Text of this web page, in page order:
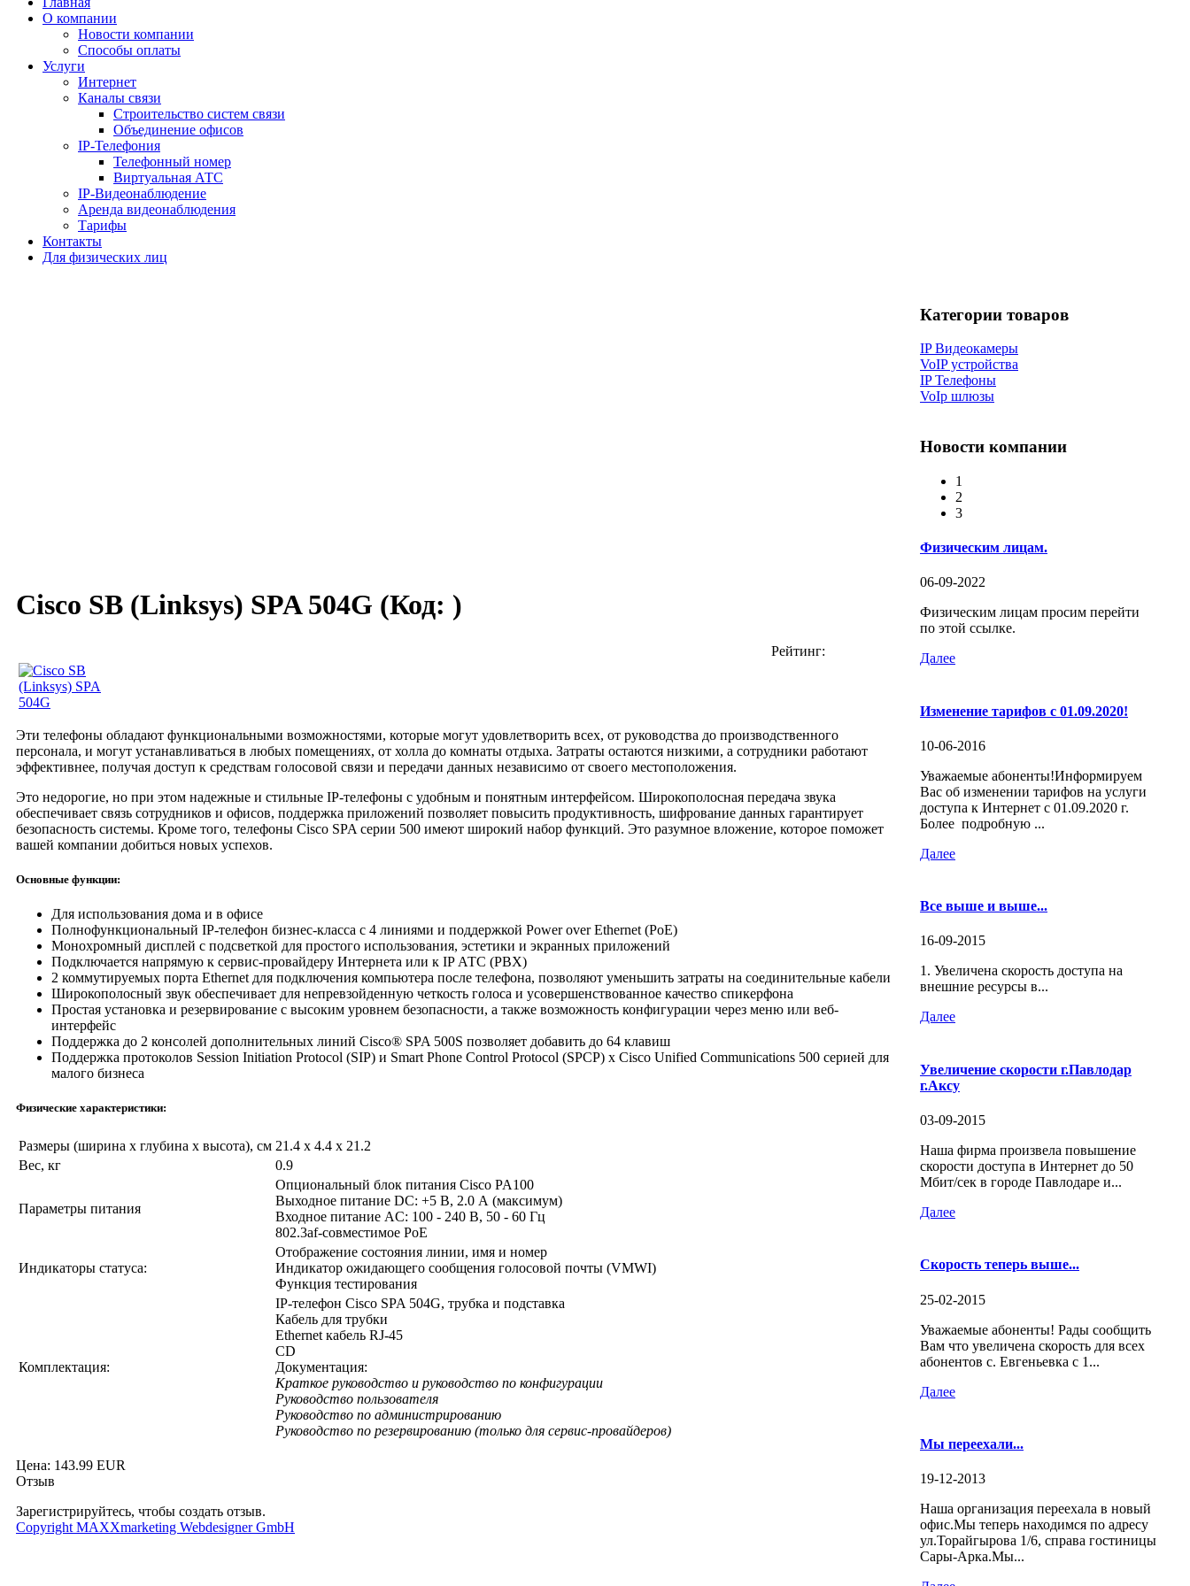
О компании
Новости компании
Способы оплаты
Услуги
Интернет
Каналы связи
Строительство систем связи
Объединение офисов
IP-Телефония
Телефонный номер
Виртуальная АТС
IP-Видеонаблюдение
Аренда видеонаблюдения
Тарифы
Контакты
Для физических лиц
Cisco SB (Linksys) SPA 504G (Код: )
Рейтинг:
Эти телефоны обладают функциональными возможностями, которые могут удовлетворить всех, от руководства до производственного
персонала, и могут устанавливаться в любых помещениях, от холла до комнаты отдыха. Затраты остаются низкими, а сотрудники работают
эффективнее, получая доступ к средствам голосовой связи и передачи данных независимо от своего местоположения.
Это недорогие, но при этом надежные и стильные IP-телефоны с удобным и понятным интерфейсом. Широкополосная передача звука
обеспечивает связь сотрудников и офисов, поддержка приложений позволяет повысить продуктивность, шифрование данных гарантирует
безопасность системы. Кроме того, телефоны Cisco SPA серии 500 имеют широкий набор функций. Это разумное вложение, которое поможет
вашей компании добиться новых успехов.
Основные функции:
Для использования дома и в офисе
Полнофункциональный IP-телефон бизнес-класса с 4 линиями и поддержкой Power over Ethernet (PoE)
Монохромный дисплей с подсветкой для простого использования, эстетики и экранных приложений
Подключается напрямую к сервис-провайдеру Интернета или к IP АТС (PBX)
2 коммутируемых порта Ethernet для подключения компьютера после телефона, позволяют уменьшить затраты на cоединительные кабели
Широкополосный звук обеспечивает для непревзойденную четкость голоса и усовершенствованное качество спикерфона
Простая установка и резервирование с высоким уровнем безопасности, а также возможность конфигурации через меню или веб-
интерфейс
Поддержка до 2 консолей дополнительных линий Cisco® SPA 500S позволяет добавить до 64 клавиш
Поддержка протоколов Session Initiation Protocol (SIP) и Smart Phone Control Protocol (SPCP) x Cisco Unified Communications 500 серией для
малого бизнеса
Физические характеристики:
Размеры (ширина x глубина x высота), см 21.4 x 4.4 x 21.2
Вес, кг
0.9
Параметры питания
Опциональный блок питания Cisco PA100
Выходное питание DC: +5 В, 2.0 А (максимум)
Входное питание AC: 100 - 240 В, 50 - 60 Гц
802.3af-совместимое PoE
Индикаторы статуса:
Отображение состояния линии, имя и номер
Индикатор ожидающего сообщения голосовой почты (VMWI)
Функция тестирования
Комплектация:
IP-телефон Cisco SPA 504G, трубка и подставка
Кабель для трубки
Ethernet кабель RJ-45
CD
Документация:
Краткое руководство и руководство по конфигурации
Руководство пользователя
Руководство по администрированию
Руководство по резервированию (только для сервис-провайдеров)
Цена: 143.99 EUR
Отзыв
Зарегистрируйтесь, чтобы создать отзыв.
Copyright MAXXmarketing Webdesigner GmbH
Категории товаров
IP Видеокамеры
VoIP устройства
IP Телефоны
VoIp шлюзы
Новости компании
1
2
3
Физическим лицам.
06-09-2022
Физическим лицам просим перейти
по этой ссылке.
Далее
Изменение тарифов с 01.09.2020!
10-06-2016
Уважаемые абоненты!Информируем
Вас об изменении тарифов на услуги
доступа к Интернет с 01.09.2020 г.
Более подробную ...
Далее
Все выше и выше...
16-09-2015
1. Увеличена скорость доступа на
внешние ресурсы в...
Далее
Увеличение скорости г.Павлодар
г.Аксу
03-09-2015
Наша фирма произвела повышение
скорости доступа в Интернет до 50
Мбит/сек в городе Павлодаре и...
Далее
Скорость теперь выше...
25-02-2015
Уважаемые абоненты! Рады сообщить
Вам что увеличена скорость для всех
абонентов с. Евгеньевка с 1...
Далее
Мы переехали...
19-12-2013
Наша организация переехала в новый
офис.Мы теперь находимся по адресу
ул.Торайгырова 1/6, справа гостиницы
Сары-Арка.Мы...